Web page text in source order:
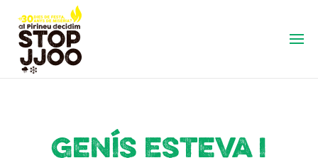
Genís Esteva i